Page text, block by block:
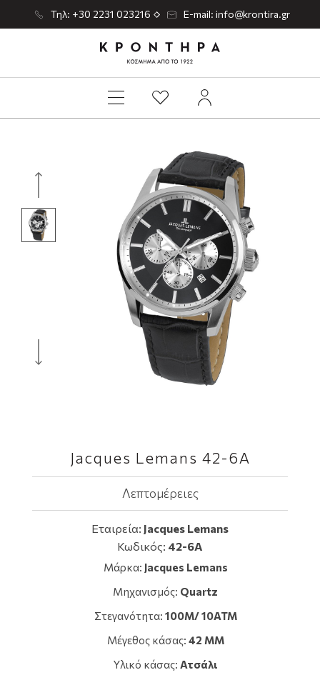
Τηλ: +30 2231 023216 E-mail: info@krontira.gr
Jacques Lemans 42-6A
Λεπτομέρειες
Εταιρεία: Jacques Lemans
Κωδικός: 42-6A
Μάρκα: Jacques Lemans
Μηχανισμός: Quartz
Στεγανότητα: 100M/ 10ATM
Μέγεθος κάσας: 42 MM
Υλικό κάσας: Ατσάλι